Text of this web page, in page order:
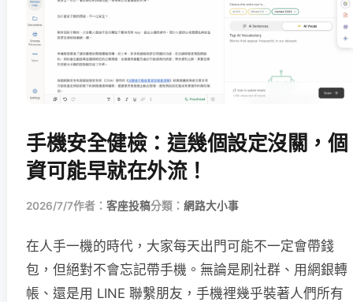
手機安全健檢：這幾個設定沒關，個
資可能早就在外流！
2026/7/7作者： 客座投稿分類： 網路大小事
在人手一機的時代，大家每天出門可能不一定會帶錢
包，但絕對不會忘記帶手機。無論是刷社群、用網銀轉
帳、還是用 LINE 聯繫朋友，手機裡幾乎裝著人們所有